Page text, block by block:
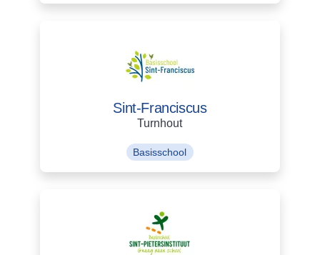
Sint-Franciscus
Turnhout
Basisschool